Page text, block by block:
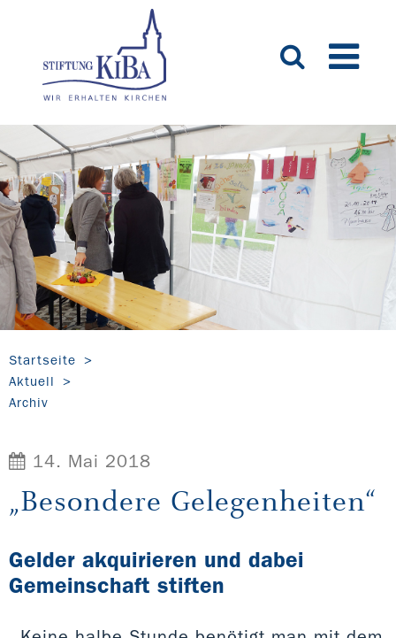
Startseite
Aktuell
Archiv
14. Mai 2018
„Besondere Gelegenheiten“
Gelder akquirieren und dabei
Gemeinschaft stiften